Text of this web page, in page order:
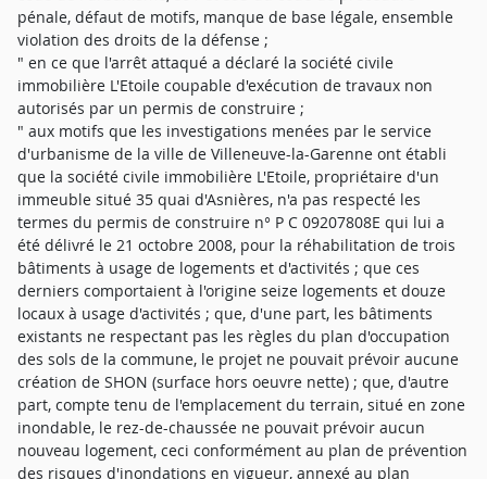
pénale, défaut de motifs, manque de base légale, ensemble
violation des droits de la défense ;
" en ce que l'arrêt attaqué a déclaré la société civile
immobilière L'Etoile coupable d'exécution de travaux non
autorisés par un permis de construire ;
" aux motifs que les investigations menées par le service
d'urbanisme de la ville de Villeneuve-la-Garenne ont établi
que la société civile immobilière L'Etoile, propriétaire d'un
immeuble situé 35 quai d'Asnières, n'a pas respecté les
termes du permis de construire n° P C 09207808E qui lui a
été délivré le 21 octobre 2008, pour la réhabilitation de trois
bâtiments à usage de logements et d'activités ; que ces
derniers comportaient à l'origine seize logements et douze
locaux à usage d'activités ; que, d'une part, les bâtiments
existants ne respectant pas les règles du plan d'occupation
des sols de la commune, le projet ne pouvait prévoir aucune
création de SHON (surface hors oeuvre nette) ; que, d'autre
part, compte tenu de l'emplacement du terrain, situé en zone
inondable, le rez-de-chaussée ne pouvait prévoir aucun
nouveau logement, ceci conformément au plan de prévention
des risques d'inondations en vigueur, annexé au plan